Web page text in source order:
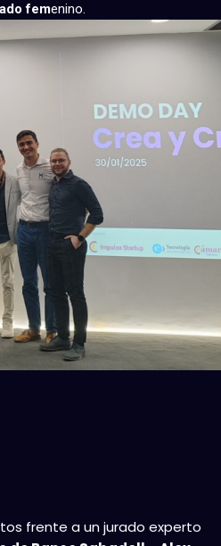
femenino.
frente a un jurado experto